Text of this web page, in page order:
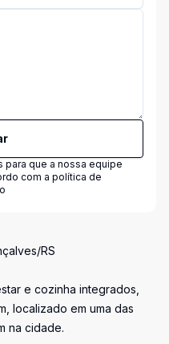
para que a nossa equipe
com a política de
RS
e cozinha integrados,
localizado em uma das
na cidade.